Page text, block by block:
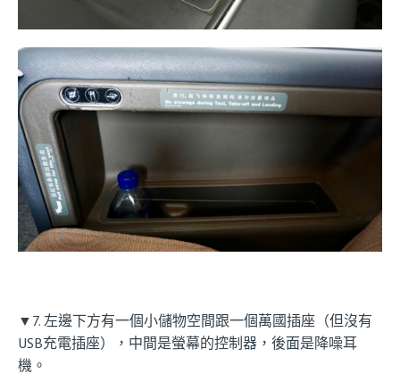
▼7. 左邊下方有一個小儲物空間跟一個萬國插座（但沒有
USB充電插座），中間是螢幕的控制器，後面是降噪耳
機。